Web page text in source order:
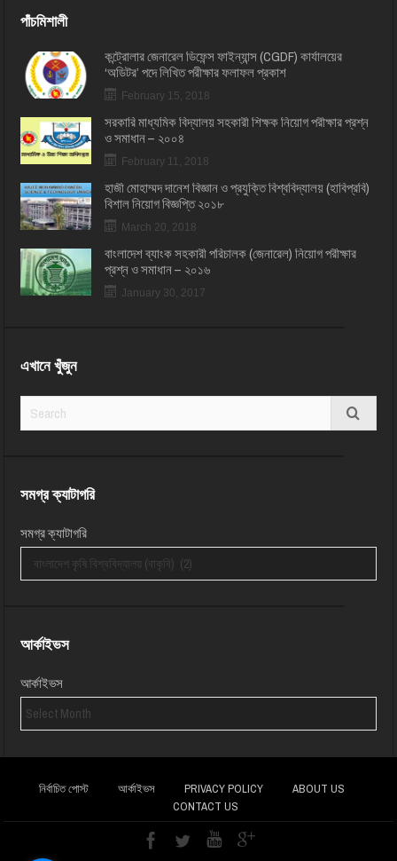
পাঁচমিশালী
কন্ট্রোলার জেনারেল ডিফেন্স ফাইন্যান্স (CGDF) কার্যালয়ের
‘অডিটর’ পদে লিখিত পরীক্ষার ফলাফল প্রকাশ
February 15, 2018
সরকারি মাধ্যমিক বিদ্যালয় সহকারী শিক্ষক নিয়োগ পরীক্ষার প্রশ্ন
ও সমাধান – ২০০৪
February 11, 2018
হাজী মোহাম্মদ দানেশ বিজ্ঞান ও প্রযুক্তি বিশ্ববিদ্যালয় (হাবিপ্রবি)
বিশাল নিয়োগ বিজ্ঞপ্তি ২০১৮
March 20, 2018
বাংলাদেশ ব্যাংক সহকারী পরিচালক (জেনারেল) নিয়োগ পরীক্ষার
প্রশ্ন ও সমাধান – ২০১৬
January 30, 2017
এখানে খুঁজুন
সমগ্র ক্যাটাগরি
সমগ্র ক্যাটাগরি
আর্কাইভস
আর্কাইভস
নির্বাচিত পোস্ট আর্কাইভস PRIVACY POLICY
ABOUT US
CONTACT US